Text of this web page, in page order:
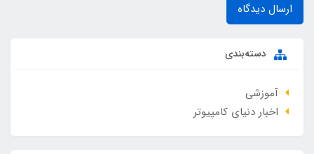
ارسال دیدگاه
دسته‌بندی
آموزشی
اخبار دنیای کامپیوتر